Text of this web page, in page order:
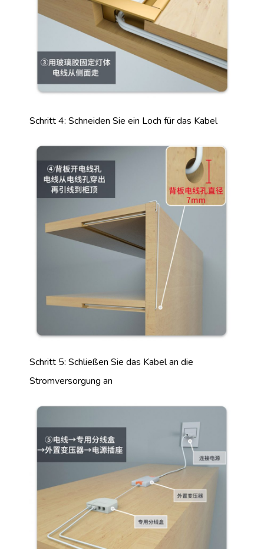
Schritt 4: Schneiden Sie ein Loch für das Kabel
Schritt 5: Schließen Sie das Kabel an die
Stromversorgung an